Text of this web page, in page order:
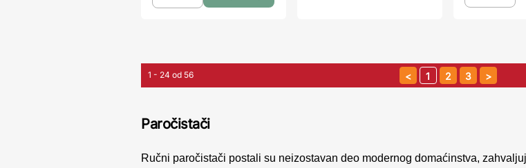
1 - 24 od 56 1 2 3
Paročistači
Ručni paročistači postali su neizostavan deo modernog domaćinstva,